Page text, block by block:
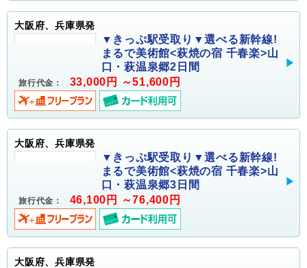
大阪府、兵庫県発
▼きっぷ駅受取り▼選べる新幹線!
まるで美術館<萩焼の宿 千春楽>山
口・萩温泉郷2日間
旅行代金： 33,000円 ～51,600円
大阪府、兵庫県発
▼きっぷ駅受取り▼選べる新幹線!
まるで美術館<萩焼の宿 千春楽>山
口・萩温泉郷3日間
旅行代金： 46,100円 ～76,400円
大阪府、兵庫県発